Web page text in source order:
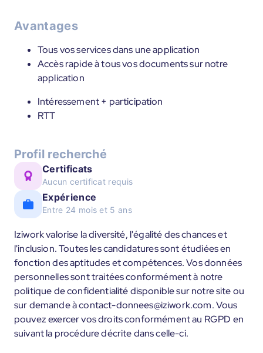
Avantages
Tous vos services dans une application
Accès rapide à tous vos documents sur notre
application
Intéressement + participation
RTT
Profil recherché
Certificats
Aucun certificat requis
Expérience
Entre 24 mois et 5 ans
Iziwork valorise la diversité, l'égalité des chances et
l'inclusion. Toutes les candidatures sont étudiées en
fonction des aptitudes et compétences. Vos données
personnelles sont traitées conformément à notre
politique de confidentialité disponible sur notre site ou
sur demande à contact-donnees@iziwork.com. Vous
pouvez exercer vos droits conformément au RGPD en
suivant la procédure décrite dans celle-ci.